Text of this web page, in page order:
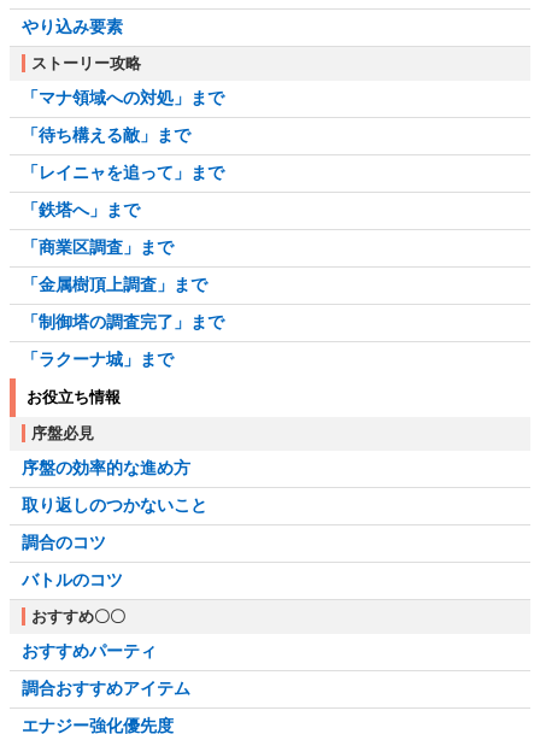
やり込み要素
ストーリー攻略
「マナ領域への対処」まで
「待ち構える敵」まで
「レイニャを追って」まで
「鉄塔へ」まで
「商業区調査」まで
「金属樹頂上調査」まで
「制御塔の調査完了」まで
「ラクーナ城」まで
お役立ち情報
序盤必見
序盤の効率的な進め方
取り返しのつかないこと
調合のコツ
バトルのコツ
おすすめ〇〇
おすすめパーティ
調合おすすめアイテム
エナジー強化優先度